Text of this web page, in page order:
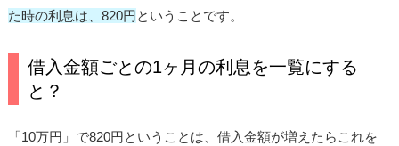
た時の利息は、820円ということです。
借入金額ごとの1ヶ月の利息を一覧にする
と？
「10万円」で820円ということは、借入金額が増えたらこれを